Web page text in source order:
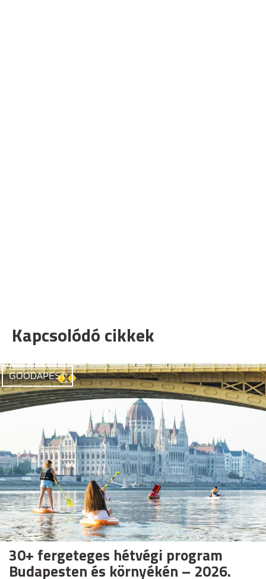
Kapcsolódó cikkek
GOODAPEST
30+ fergeteges hétvégi program
Budapesten és környékén – 2026.